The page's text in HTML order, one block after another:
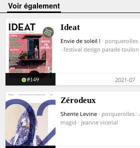
voir également
Ideat
Envie de soleil ! · porquerolles
· festival design parade toulon
#149 2021-07
Zérodeux
Sherrie Levine · porquerolles
magid · jeanne vicerial